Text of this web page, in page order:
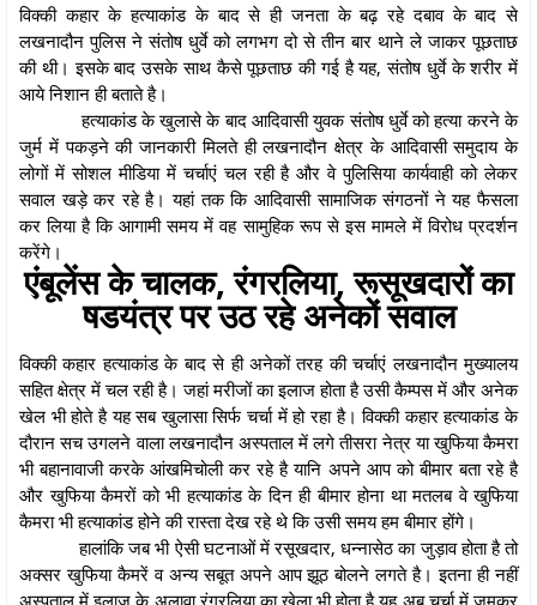
विक्की कहार के हत्याकांड के बाद से ही जनता के बढ़ रहे दबाव के बाद से
लखनादौन पुलिस ने संतोष धुर्वे को लगभग दो से तीन बार थाने ले जाकर पूछताछ
की थी। इसके बाद उसके साथ कैसे पूछताछ की गई है यह, संतोष धुर्वे के शरीर में
आये निशान ही बताते है।
हत्याकांड के खुलासे के बाद आदिवासी युवक संतोष धुर्वे को हत्या करने के
जुर्म में पकड़ने की जानकारी मिलते ही लखनादौन क्षेत्र के आदिवासी समुदाय के
लोगों में सोशल मीडिया में चर्चाएं चल रही है और वे पुलिसिया कार्यवाही को लेकर
सवाल खड़े कर रहे है। यहां तक कि आदिवासी सामाजिक संगठनों ने यह फैसला
कर लिया है कि आगामी समय में वह सामुहिक रूप से इस मामले में विरोध प्रदर्शन
करेंगे।
एंबूलेंस के चालक, रंगरलिया, रूसूखदारों का
षडयंत्र पर उठ रहे अनेकों सवाल
विक्की कहार हत्याकांड के बाद से ही अनेकों तरह की चर्चाएं लखनादौन मुख्यालय
सहित क्षेत्र में चल रही है। जहां मरीजों का इलाज होता है उसी कैम्पस में और अनेक
खेल भी होते है यह सब खुलासा सिर्फ चर्चा में हो रहा है। विक्की कहार हत्याकांड के
दौरान सच उगलने वाला लखनादौन अस्पताल में लगे तीसरा नेत्र या खुफिया कैमरा
भी बहानावाजी करके आंखमिचोली कर रहे है यानि अपने आप को बीमार बता रहे है
और खुफिया कैमरों को भी हत्याकांड के दिन ही बीमार होना था मतलब वे खुफिया
कैमरा भी हत्याकांड होने की रास्ता देख रहे थे कि उसी समय हम बीमार होंगे।
हालांकि जब भी ऐसी घटनाओं में रसूखदार, धन्नासेठ का जुड़ाव होता है तो
अक्सर खुफिया कैमरें व अन्य सबूत अपने आप झूठ बोलने लगते है। इतना ही नहीं
अस्पताल में इलाज के अलावा रंगरलिया का खेला भी होता है यह अब चर्चा में जमकर